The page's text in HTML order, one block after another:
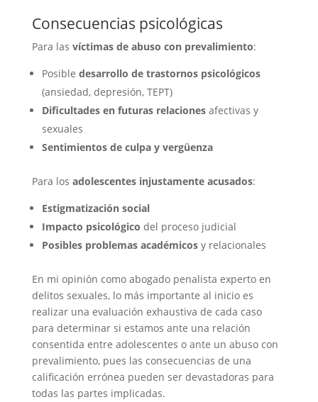
Consecuencias psicológicas
Para las víctimas de abuso con prevalimiento:
Posible desarrollo de trastornos psicológicos
(ansiedad, depresión, TEPT)
Dificultades en futuras relacionesafectivas y
sexuales
Sentimientos de culpa y vergüenza
Para los adolescentes injustamente acusados:
Estigmatización social
Impacto psicológico del proceso judicial
Posibles problemas académicosy relacionales
En mi opinión como abogado penalista experto en
delitos sexuales, lo más importante al inicio es
realizar una evaluación exhaustiva de cada caso
para determinar si estamos ante una relación
consentida entre adolescentes o ante un abuso con
prevalimiento, pues las consecuencias de una
calificación errónea pueden ser devastadoras para
todas las partes implicadas.